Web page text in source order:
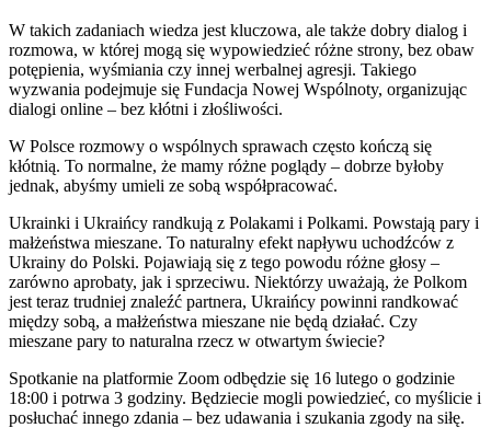
W takich zadaniach wiedza jest kluczowa, ale także dobry dialog i
rozmowa, w której mogą się wypowiedzieć różne strony, bez obaw
potępienia, wyśmiania czy innej werbalnej agresji. Takiego
wyzwania podejmuje się Fundacja Nowej Wspólnoty, organizując
dialogi online – bez kłótni i złośliwości.
W Polsce rozmowy o wspólnych sprawach często kończą się
kłótnią. To normalne, że mamy różne poglądy – dobrze byłoby
jednak, abyśmy umieli ze sobą współpracować.
Ukrainki i Ukraińcy randkują z Polakami i Polkami. Powstają pary i
małżeństwa mieszane. To naturalny efekt napływu uchodźców z
Ukrainy do Polski. Pojawiają się z tego powodu różne głosy –
zarówno aprobaty, jak i sprzeciwu. Niektórzy uważają, że Polkom
jest teraz trudniej znaleźć partnera, Ukraińcy powinni randkować
między sobą, a małżeństwa mieszane nie będą działać. Czy
mieszane pary to naturalna rzecz w otwartym świecie?
Spotkanie na platformie Zoom odbędzie się 16 lutego o godzinie
18:00 i potrwa 3 godziny. Będziecie mogli powiedzieć, co myślicie i
posłuchać innego zdania – bez udawania i szukania zgody na siłę.